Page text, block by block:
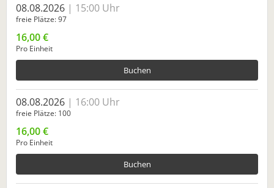
08.08.2026 15:00 Uhr
freie Plätze 97
16,00 €
Pro Einheit
Buchen
08.08.2026 16:00 Uhr
freie Plätze 100
16,00 €
Pro Einheit
Buchen